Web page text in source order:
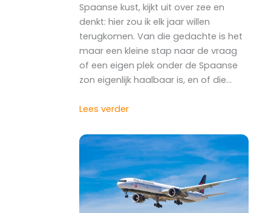
Spaanse kust, kijkt uit over zee en
denkt: hier zou ik elk jaar willen
terugkomen. Van die gedachte is het
maar een kleine stap naar de vraag
of een eigen plek onder de Spaanse
zon eigenlijk haalbaar is, en of die…
Lees verder